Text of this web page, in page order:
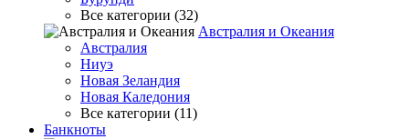
Все категории (32)
Австралия и Океания
Австралия
Ниуэ
Новая Зеландия
Новая Каледония
Все категории (11)
Банкноты